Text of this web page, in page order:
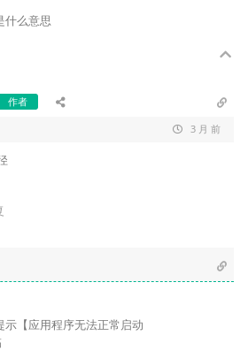
什么意思
作者
3 月 前
【应用程序无法正常启动